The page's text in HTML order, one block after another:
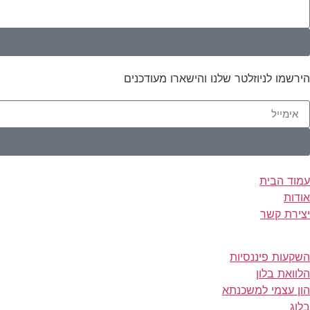
הירשמו לניוזלטר שלנו והישארו מעודכנים
עמוד הבית
אודות
יצירת קשר
השקעות פיננסיות
הלוואת בלון
הון עצמי למשכנתא
בלוג